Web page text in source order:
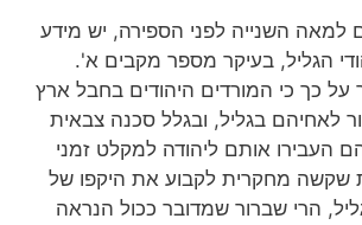
למאה השנייה לפני הספירה, יש מידע
הגליל, בעיקר מספר מקבים א'.
על כך כי המורדים היהודים בחבל ארץ
לאחיהם בגליל, ובגלל סכנה צבאית
העבירו אותם ליהודה למקלט זמני
שקשה מחקרית לקבוע את היקפו של
הרי שברור שמדובר ככול הנראה